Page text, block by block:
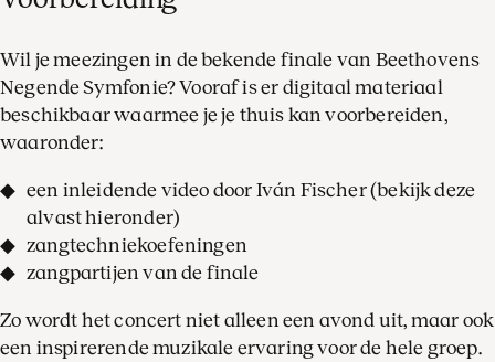
Wil je meezingen in de bekende finale van Beethovens
Negende Symfonie? Vooraf is er digitaal materiaal
beschikbaar waarmee je je thuis kan voorbereiden,
waaronder:
een inleidende video door Iván Fischer (bekijk deze
alvast hieronder)
zangtechniekoefeningen
zangpartijen van de finale
Zo wordt het concert niet alleen een avond uit, maar ook
een inspirerende muzikale ervaring voor de hele groep.